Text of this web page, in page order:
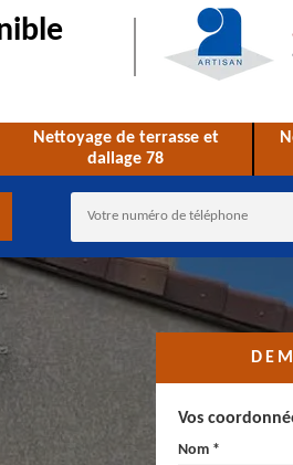
Nettoyage de terrasse et
dallage 78
Vos
Nom *